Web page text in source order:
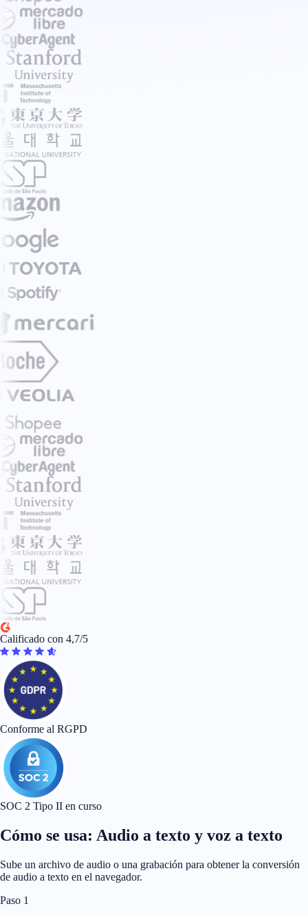
Calificado con 4,7/5
Conforme al RGPD
SOC 2 Tipo II en curso
Cómo se usa: Audio a texto y voz a texto
Sube un archivo de audio o una grabación para obtener la conversión
de audio a texto en el navegador.
Paso 1